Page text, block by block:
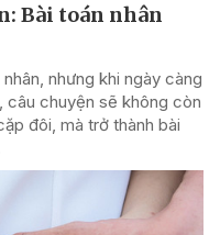
Bài toán nhân
nhưng khi ngày càng
câu chuyện sẽ không còn
đôi, mà trở thành bài